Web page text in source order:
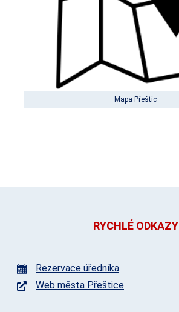
Mapa Přeštic
RYCHLÉ ODKAZY
Rezervace úředníka
Web města Přeštice